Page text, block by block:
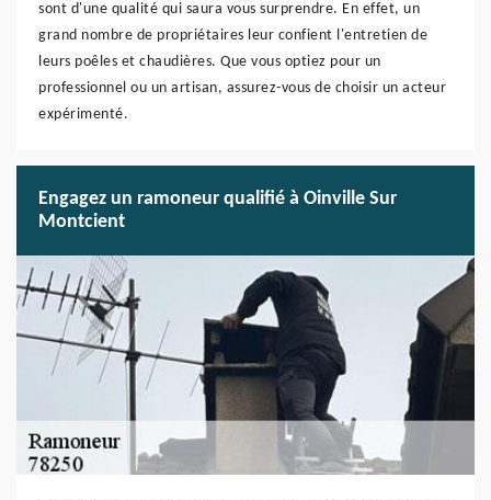
sont d'une qualité qui saura vous surprendre. En effet, un
grand nombre de propriétaires leur confient l'entretien de
leurs poêles et chaudières. Que vous optiez pour un
professionnel ou un artisan, assurez-vous de choisir un acteur
expérimenté.
Engagez un ramoneur qualifié à Oinville Sur
Montcient